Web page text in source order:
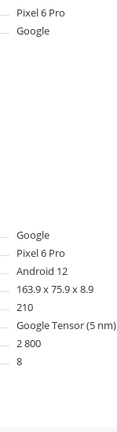
Pixel 6 Pro
Google
Google
Pixel 6 Pro
Android 12
163.9 x 75.9 x 8.9
210
Google Tensor (5 nm)
2 800
8